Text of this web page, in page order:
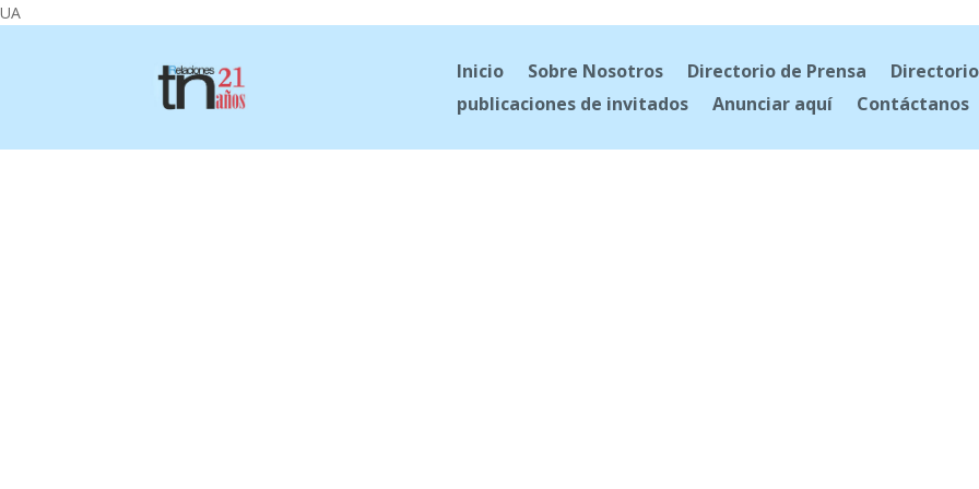
UA
Inicio Sobre Nosotros Directorio de Prensa
publicaciones de invitados
Anunciar aquí Contáctanos